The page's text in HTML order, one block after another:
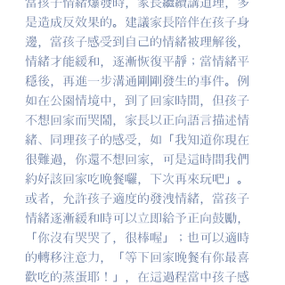
是造成反效果的。建議家長陪伴在孩子身
邊，當孩子感受到自己的情緒被理解後，
情緒才能緩和，逐漸恢復平靜；當情緒平
穩後，再進一步溝通剛剛發生的事件。例
如在公園情境中，到了回家時間，但孩子
不想回家而哭鬧，家長以正向語言描述情
緒、同理孩子的感受，如「我知道你現在
很難過，你還不想回家，可是這時間我們
約好該回家吃晚餐囉，下次再來玩吧」。
或者，允許孩子適度的發洩情緒，當孩子
情緒逐漸緩和時可以立即給予正向鼓勵，
「你沒有哭哭了，很棒喔」；也可以適時
的轉移注意力，「等下回家晚餐有你最喜
歡吃的蒸蛋耶！」，在這過程當中孩子感